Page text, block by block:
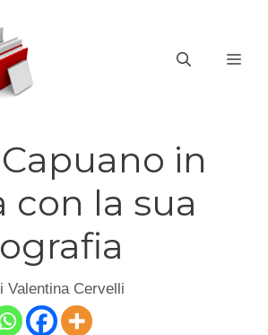
in
con la sua
Valentina Cervelli